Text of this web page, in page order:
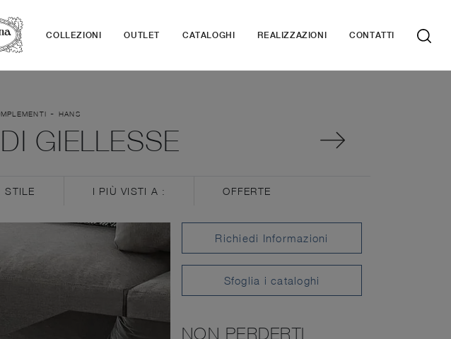
COLLEZIONI OUTLET CATALOGHI REALIZZAZIONI CONTATTI
- HANS
GIELLESSE
STILE I PIÙ VISTI A : OFFERTE
Richiedi Informazioni
Sfoglia i cataloghi
NON PERDERTI